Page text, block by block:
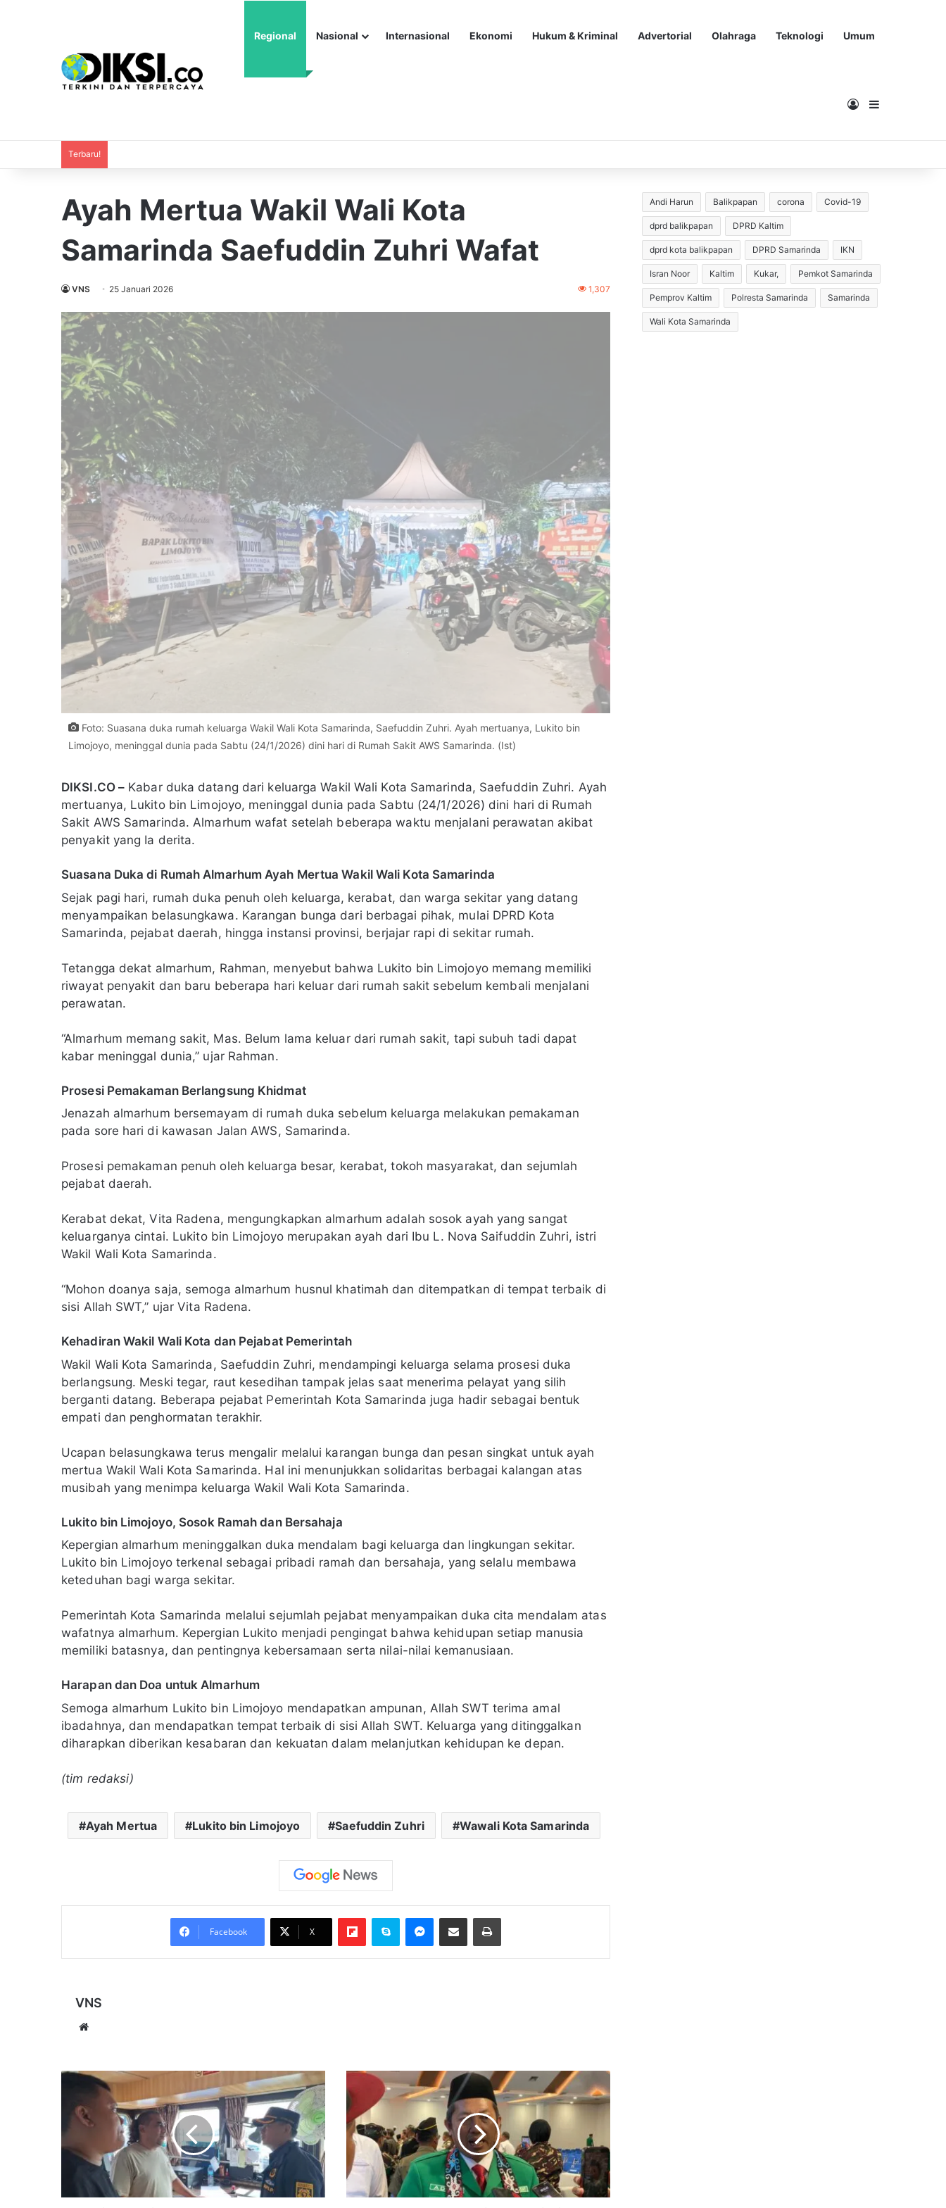
Regional Nasional Internasional Ekonomi Hukum & Kriminal Advertorial Olahraga Teknologi Umum
MasukSidebar
Terbaru!
Ayah Mertua Wakil Wali Kota
Samarinda Saefuddin Zuhri Wafat
VNS 25 Januari 2026 1,307
Foto: Suasana duka rumah keluarga Wakil Wali Kota Samarinda, Saefuddin Zuhri. Ayah mertuanya, Lukito bin
Limojoyo, meninggal dunia pada Sabtu (24/1/2026) dini hari di Rumah Sakit AWS Samarinda. (Ist)
DIKSI.CO – Kabar duka datang dari keluarga Wakil Wali Kota Samarinda, Saefuddin Zuhri. Ayah
mertuanya, Lukito bin Limojoyo, meninggal dunia pada Sabtu (24/1/2026) dini hari di Rumah
Sakit AWS Samarinda. Almarhum wafat setelah beberapa waktu menjalani perawatan akibat
penyakit yang Ia derita.
Suasana Duka di Rumah Almarhum Ayah Mertua Wakil Wali Kota Samarinda
Sejak pagi hari, rumah duka penuh oleh keluarga, kerabat, dan warga sekitar yang datang
menyampaikan belasungkawa. Karangan bunga dari berbagai pihak, mulai DPRD Kota
Samarinda, pejabat daerah, hingga instansi provinsi, berjajar rapi di sekitar rumah.
Tetangga dekat almarhum, Rahman, menyebut bahwa Lukito bin Limojoyo memang memiliki
riwayat penyakit dan baru beberapa hari keluar dari rumah sakit sebelum kembali menjalani
perawatan.
“Almarhum memang sakit, Mas. Belum lama keluar dari rumah sakit, tapi subuh tadi dapat
kabar meninggal dunia,” ujar Rahman.
Prosesi Pemakaman Berlangsung Khidmat
Jenazah almarhum bersemayam di rumah duka sebelum keluarga melakukan pemakaman
pada sore hari di kawasan Jalan AWS, Samarinda.
Prosesi pemakaman penuh oleh keluarga besar, kerabat, tokoh masyarakat, dan sejumlah
pejabat daerah.
Kerabat dekat, Vita Radena, mengungkapkan almarhum adalah sosok ayah yang sangat
keluarganya cintai. Lukito bin Limojoyo merupakan ayah dari Ibu L. Nova Saifuddin Zuhri, istri
Wakil Wali Kota Samarinda.
“Mohon doanya saja, semoga almarhum husnul khatimah dan ditempatkan di tempat terbaik di
sisi Allah SWT,” ujar Vita Radena.
Kehadiran Wakil Wali Kota dan Pejabat Pemerintah
Wakil Wali Kota Samarinda, Saefuddin Zuhri, mendampingi keluarga selama prosesi duka
berlangsung. Meski tegar, raut kesedihan tampak jelas saat menerima pelayat yang silih
berganti datang. Beberapa pejabat Pemerintah Kota Samarinda juga hadir sebagai bentuk
empati dan penghormatan terakhir.
Ucapan belasungkawa terus mengalir melalui karangan bunga dan pesan singkat untuk ayah
mertua Wakil Wali Kota Samarinda. Hal ini menunjukkan solidaritas berbagai kalangan atas
musibah yang menimpa keluarga Wakil Wali Kota Samarinda.
Lukito bin Limojoyo, Sosok Ramah dan Bersahaja
Kepergian almarhum meninggalkan duka mendalam bagi keluarga dan lingkungan sekitar.
Lukito bin Limojoyo terkenal sebagai pribadi ramah dan bersahaja, yang selalu membawa
keteduhan bagi warga sekitar.
Pemerintah Kota Samarinda melalui sejumlah pejabat menyampaikan duka cita mendalam atas
wafatnya almarhum. Kepergian Lukito menjadi pengingat bahwa kehidupan setiap manusia
memiliki batasnya, dan pentingnya kebersamaan serta nilai-nilai kemanusiaan.
Harapan dan Doa untuk Almarhum
Semoga almarhum Lukito bin Limojoyo mendapatkan ampunan, Allah SWT terima amal
ibadahnya, dan mendapatkan tempat terbaik di sisi Allah SWT. Keluarga yang ditinggalkan
diharapkan diberikan kesabaran dan kekuatan dalam melanjutkan kehidupan ke depan.
(tim redaksi)
Ayah Mertua Lukito bin Limojoyo Saefuddin Zuhri Wawali Kota Samarinda
Facebook X
FlipboardSkype Messenger
Bagikan melalui Email Cetak
VNS
Diduga
Tambat
Putus,
Tongkang
Hantam
Safety
Jembatan
Ketua
GP
Ansor
Pastikan
Dampingi
Hak
Gus
Yaqut
Sebagai
Andi Harun Balikpapan corona Covid-19
dprd balikpapan DPRD Kaltim
dprd kota balikpapan DPRD Samarinda IKN
Isran Noor Kaltim Kukar, Pemkot Samarinda
Pemprov Kaltim Polresta Samarinda Samarinda
Wali Kota Samarinda